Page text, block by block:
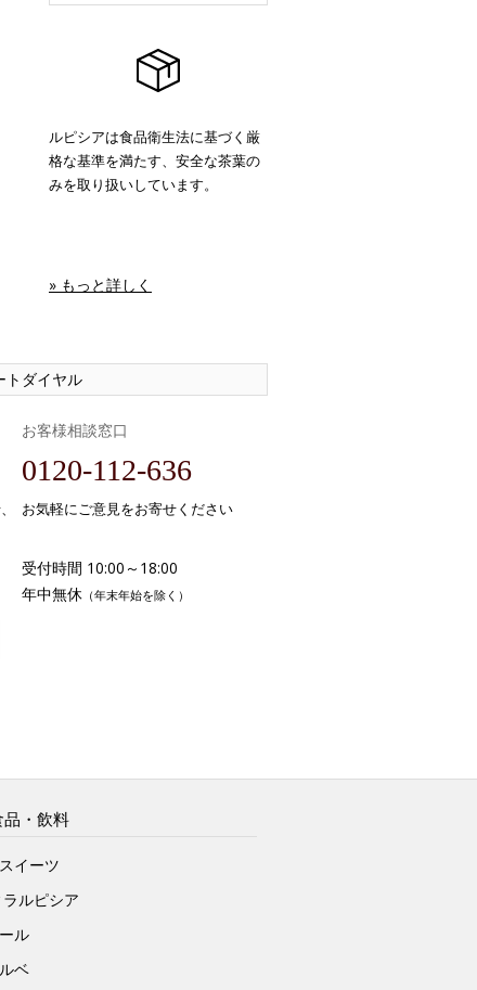
ルピシアは食品衛生法に基づく厳
格な基準を満たす、安全な茶葉の
みを取り扱いしています。
» もっと詳しく
トダイヤル
お客様相談窓口
0120-112-636
お気軽にご意見をお寄せください
受付時間 10:00～18:00
年中無休 （年末年始を除く）
・飲料
イーツ
ルピシア
ル
ベ